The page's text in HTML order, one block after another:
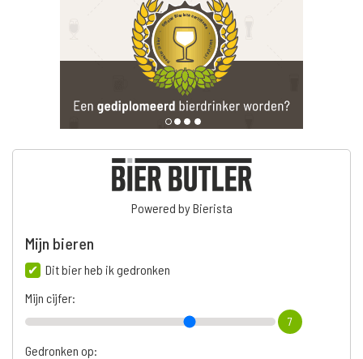
Powered by Bierista
Mijn bieren
Dit bier heb ik gedronken
Mijn cijfer:
7
Gedronken op: